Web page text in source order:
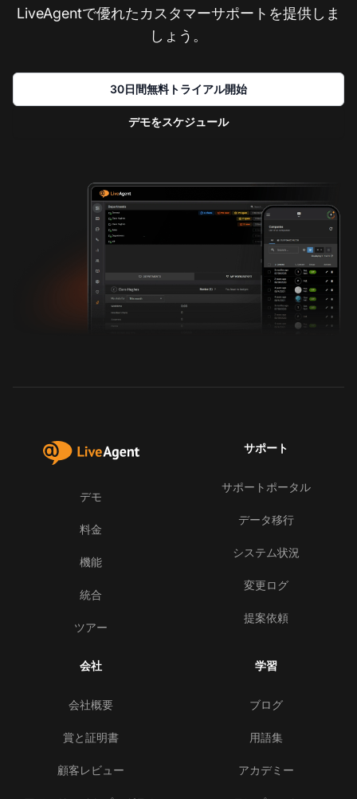
LiveAgentで優れたカスタマーサポートを提供しま
しょう。
30日間無料トライアル開始
デモをスケジュール
デモ
料金
機能
統合
ツアー
サポート
サポートポータル
データ移行
システム状況
変更ログ
提案依頼
会社
会社概要
賞と証明書
顧客レビュー
学習
ブログ
用語集
アカデミー